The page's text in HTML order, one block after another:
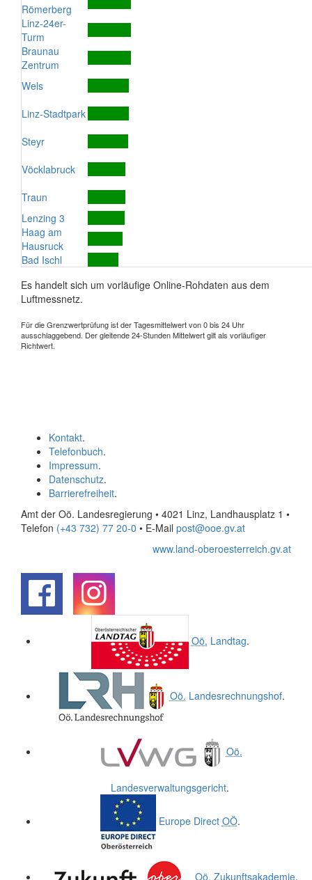
Römerberg
Linz-24er-
Turm
Braunau
Zentrum
Wels
Linz-Stadtpark
Steyr
Vöcklabruck
Traun
Lenzing 3
Haag am
Hausruck
Bad Ischl
Es handelt sich um vorläufige Online-Rohdaten aus dem
Luftmessnetz.
Für die Grenzwertprüfung ist der Tagesmittelwert von 0 bis 24 Uhr
ausschlaggebend. Der gleitende 24-Stunden Mittelwert gilt als vorläufiger
Richtwert.
Kontakt.
Telefonbuch.
Impressum.
Datenschutz.
Barrierefreiheit.
Amt der Oö. Landesregierung • 4021 Linz, Landhausplatz 1 •
Telefon (+43 732) 77 20-0 • E-Mail post@ooe.gv.at
www.land-oberoesterreich.gv.at
Oö. Landtag.
Oö. Landesrechnungshof.
Oö.
Landesverwaltungsgericht.
Europe Direct OÖ.
Oö. Zukunftsakademie.